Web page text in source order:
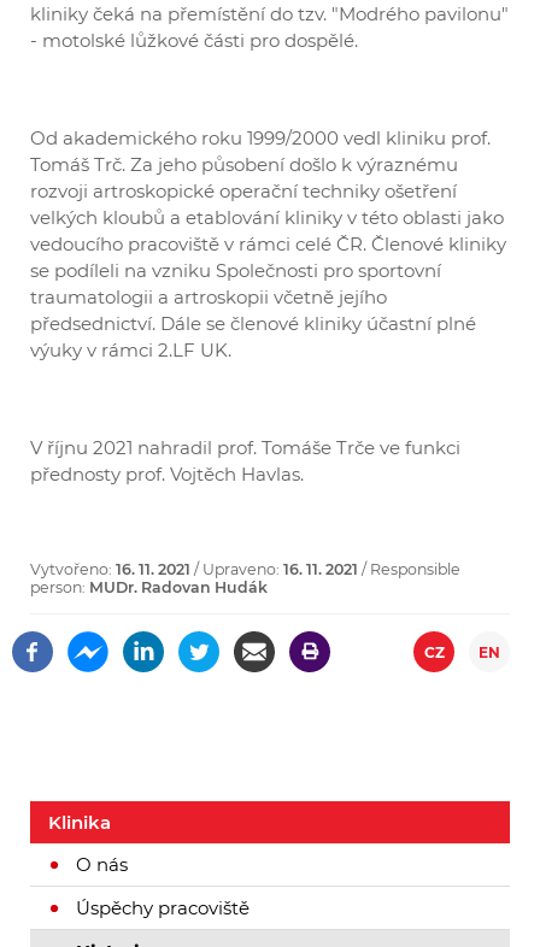
Klinika
O nás
Úspěchy pracoviště
kliniky čeká na přemístění do tzv. "Modrého pavilonu"
- motolské lůžkové části pro dospělé.
Od akademického roku 1999/2000 vedl kliniku prof.
Tomáš Trč. Za jeho působení došlo k výraznému
rozvoji artroskopické operační techniky ošetření
velkých kloubů a etablování kliniky v této oblasti jako
vedoucího pracoviště v rámci celé ČR. Členové kliniky
se podíleli na vzniku Společnosti pro sportovní
traumatologii a artroskopii včetně jejího
předsednictví. Dále se členové kliniky účastní plné
výuky v rámci 2.LF UK.
V říjnu 2021 nahradil prof. Tomáše Trče ve funkci
přednosty prof. Vojtěch Havlas.
Vytvořeno: 16. 11. 2021 / Upraveno: 16. 11. 2021 / Responsible
person: MUDr. Radovan Hudák
CZ EN